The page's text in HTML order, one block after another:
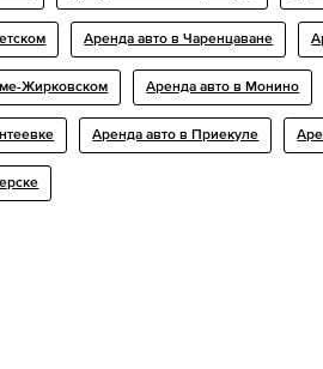
Аренда авто в Чаренцаване
Жирковском Аренда авто в Монино
Аренда авто в Приекуле